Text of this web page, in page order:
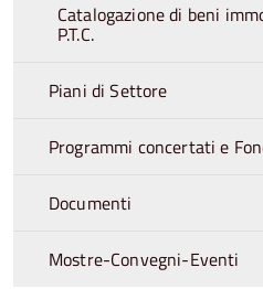
Catalogazione di beni
P.T.C.
Piani di Settore
Programmi concertati e
Documenti
Mostre-Convegni-Eventi